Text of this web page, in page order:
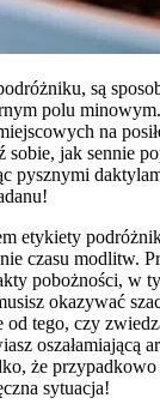
są
polu
na
sobie, jak sennie
pysznymi
etykiety
czasu modlitw.
pobożności, w
okazywać
tego, czy
oszałamiającą
że przypadkowo
sytuacja!